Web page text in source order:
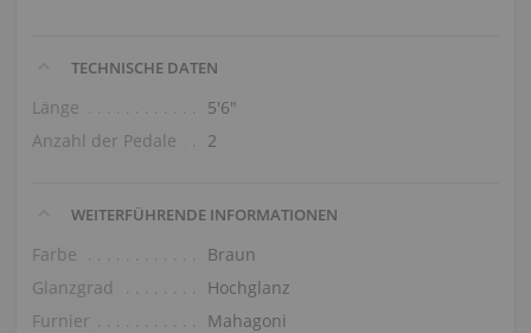
TECHNISCHE DATEN
Länge
5′6″
Anzahl der Pedale
2
WEITERFÜHRENDE INFORMATIONEN
Farbe
Braun
Glanzgrad
Hochglanz
Furnier
Mahagoni